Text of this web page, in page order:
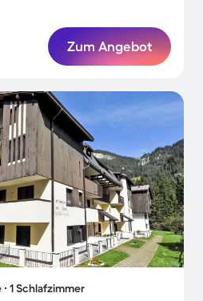
Zum Angebot
1 Schlafzimmer